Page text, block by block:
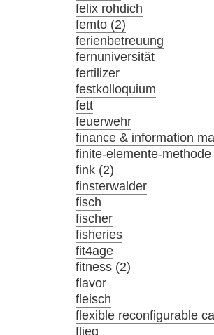
felix rohdich
femto (2)
ferienbetreuung
fernuniversität
fertilizer
festkolloquium
fett
feuerwehr
finance & information
finite-elemente-methode
fink (2)
finsterwalder
fisch
fischer
fisheries
fit4age
fitness (2)
flavor
fleisch
flexible reconfigurable
flieg